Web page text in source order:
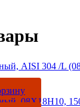
AISI 304 /L
08Х18Н10,